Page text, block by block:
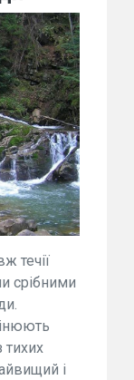
течії
срібними
тихих
і